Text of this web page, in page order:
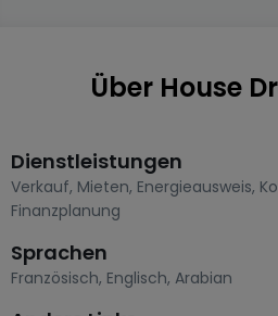
Über House
Dienstleistungen
Verkauf, Mieten, Energieausweis,
Finanzplanung
Sprachen
Französisch, Englisch, Arabian